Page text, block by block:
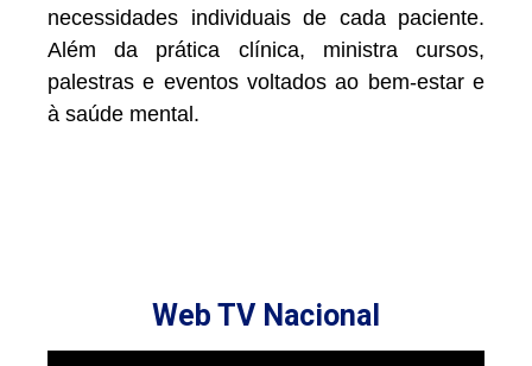
necessidades individuais de cada paciente.
Além da prática clínica, ministra cursos,
palestras e eventos voltados ao bem-estar e
à saúde mental.
Web TV Nacional